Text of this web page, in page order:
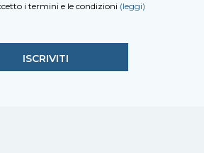
i termini e le condizioni (leggi)